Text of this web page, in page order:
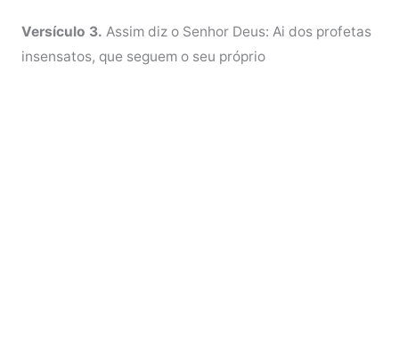
Versículo 3. Assim diz o Senhor Deus: Ai dos profetas
insensatos, que seguem o seu próprio